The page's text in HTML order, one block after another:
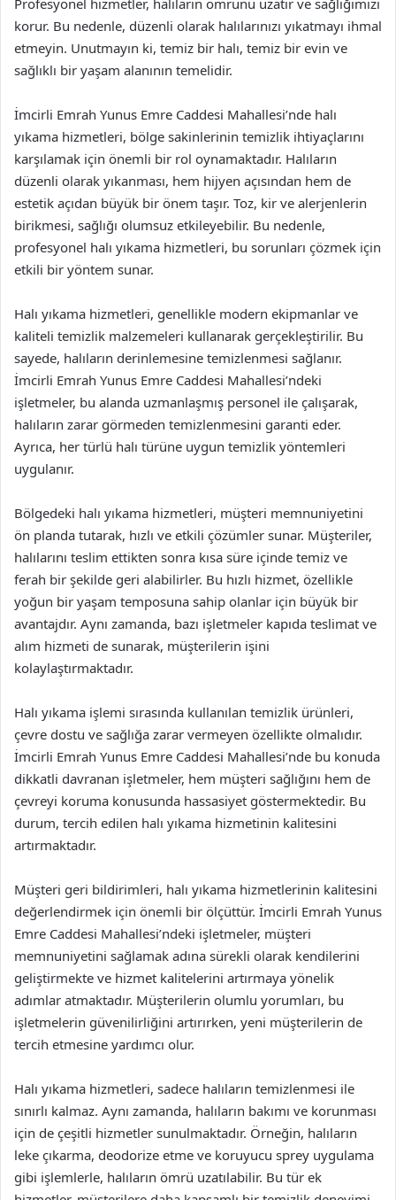
korur. Bu nedenle, düzenli olarak halılarınızı yıkatmayı ihmal
etmeyin. Unutmayın ki, temiz bir halı, temiz bir evin ve
sağlıklı bir yaşam alanının temelidir.
İmcirli Emrah Yunus Emre Caddesi Mahallesi’nde halı
yıkama hizmetleri, bölge sakinlerinin temizlik ihtiyaçlarını
karşılamak için önemli bir rol oynamaktadır. Halıların
düzenli olarak yıkanması, hem hijyen açısından hem de
estetik açıdan büyük bir önem taşır. Toz, kir ve alerjenlerin
birikmesi, sağlığı olumsuz etkileyebilir. Bu nedenle,
profesyonel halı yıkama hizmetleri, bu sorunları çözmek için
etkili bir yöntem sunar.
Halı yıkama hizmetleri, genellikle modern ekipmanlar ve
kaliteli temizlik malzemeleri kullanarak gerçekleştirilir. Bu
sayede, halıların derinlemesine temizlenmesi sağlanır.
İmcirli Emrah Yunus Emre Caddesi Mahallesi’ndeki
işletmeler, bu alanda uzmanlaşmış personel ile çalışarak,
halıların zarar görmeden temizlenmesini garanti eder.
Ayrıca, her türlü halı türüne uygun temizlik yöntemleri
uygulanır.
Bölgedeki halı yıkama hizmetleri, müşteri memnuniyetini
ön planda tutarak, hızlı ve etkili çözümler sunar. Müşteriler,
halılarını teslim ettikten sonra kısa süre içinde temiz ve
ferah bir şekilde geri alabilirler. Bu hızlı hizmet, özellikle
yoğun bir yaşam temposuna sahip olanlar için büyük bir
avantajdır. Aynı zamanda, bazı işletmeler kapıda teslimat ve
alım hizmeti de sunarak, müşterilerin işini
kolaylaştırmaktadır.
Halı yıkama işlemi sırasında kullanılan temizlik ürünleri,
çevre dostu ve sağlığa zarar vermeyen özellikte olmalıdır.
İmcirli Emrah Yunus Emre Caddesi Mahallesi’nde bu konuda
dikkatli davranan işletmeler, hem müşteri sağlığını hem de
çevreyi koruma konusunda hassasiyet göstermektedir. Bu
durum, tercih edilen halı yıkama hizmetinin kalitesini
artırmaktadır.
Müşteri geri bildirimleri, halı yıkama hizmetlerinin kalitesini
değerlendirmek için önemli bir ölçüttür. İmcirli Emrah Yunus
Emre Caddesi Mahallesi’ndeki işletmeler, müşteri
memnuniyetini sağlamak adına sürekli olarak kendilerini
geliştirmekte ve hizmet kalitelerini artırmaya yönelik
adımlar atmaktadır. Müşterilerin olumlu yorumları, bu
işletmelerin güvenilirliğini artırırken, yeni müşterilerin de
tercih etmesine yardımcı olur.
Halı yıkama hizmetleri, sadece halıların temizlenmesi ile
sınırlı kalmaz. Aynı zamanda, halıların bakımı ve korunması
için de çeşitli hizmetler sunulmaktadır. Örneğin, halıların
leke çıkarma, deodorize etme ve koruyucu sprey uygulama
gibi işlemlerle, halıların ömrü uzatılabilir. Bu tür ek